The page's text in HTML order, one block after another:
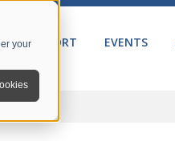
yourSUPPORT EVENTS